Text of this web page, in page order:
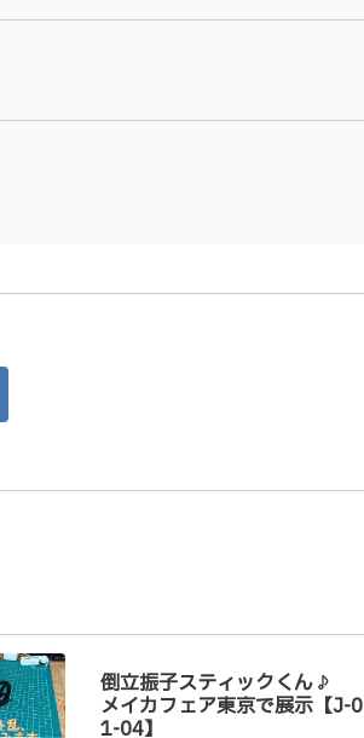
倒立振子スティックくん♪
メイカフェア東京で展示【J-0
1-04】